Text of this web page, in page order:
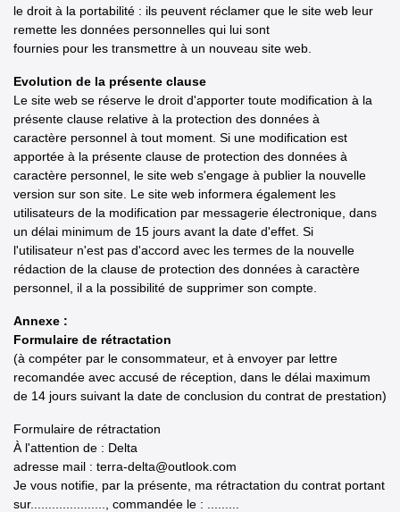
le droit à la portabilité : ils peuvent réclamer que le site web leur
remette les données personnelles qui lui sont
fournies pour les transmettre à un nouveau site web.
Evolution de la présente clause
Le site web se réserve le droit d'apporter toute modification à la
présente clause relative à la protection des données à
caractère personnel à tout moment. Si une modification est
apportée à la présente clause de protection des données à
caractère personnel, le site web s'engage à publier la nouvelle
version sur son site. Le site web informera également les
utilisateurs de la modification par messagerie électronique, dans
un délai minimum de 15 jours avant la date d'effet. Si
l'utilisateur n'est pas d'accord avec les termes de la nouvelle
rédaction de la clause de protection des données à caractère
personnel, il a la possibilité de supprimer son compte.
Annexe :
Formulaire de rétractation
(à compéter par le consommateur, et à envoyer par lettre
recomandée avec accusé de réception, dans le délai maximum
de 14 jours suivant la date de conclusion du contrat de prestation)
Formulaire de rétractation
À l'attention de : Delta
adresse mail : terra-delta@outlook.com
Je vous notifie, par la présente, ma rétractation du contrat portant
sur....................., commandée le : .........